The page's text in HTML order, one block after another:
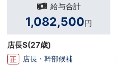
給与合計
1,082,500円
店長S(27歳)
正 店長・幹部候補